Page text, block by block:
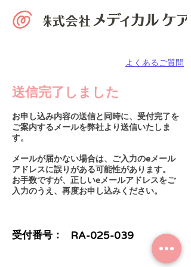
よくあるご質問
​送信完了しました
お申し込み内容の送信と同時に、受付完了を
ご案内するメールを弊社より送信いたしま
す。
メールが届かない場合は、ご入力のeメール
アドレスに誤りがある可能性があります。
​お手数ですが、正しいeメールアドレスをご
入力のうえ、再度お申し込みください。
​受付番号： RA-025-039